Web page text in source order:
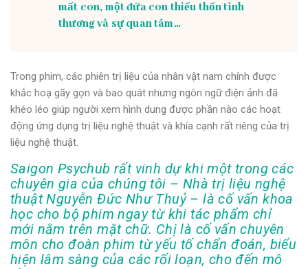
mất con, một đứa con thiếu thốn tình
thương và sự quan tâm…
Trong phim, các phiên trị liệu của nhân vật nam chính được
khắc hoạ gãy gọn và bao quát nhưng ngôn ngữ điện ảnh đã
khéo léo giúp người xem hình dung được phần nào các hoạt
động ứng dụng trị liệu nghệ thuật và khía cạnh rất riêng của trị
liệu nghệ thuật.
Saigon Psychub rất vinh dự khi một trong các
chuyên gia của chúng tôi – Nhà trị liệu nghệ
thuật Nguyễn Đức Như Thuỷ – là cố vấn khoa
học cho bộ phim ngay từ khi tác phẩm chỉ
mới nằm trên mặt chữ. Chị là cố vấn chuyên
môn cho đoàn phim từ yếu tố chẩn đoán, biểu
hiện lâm sàng của các rối loạn, cho đến mô